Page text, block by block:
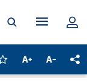
Ouvrir laMenu
Connectez-vous
Augmenter la